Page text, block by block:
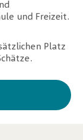
und Freizeit.
Platz